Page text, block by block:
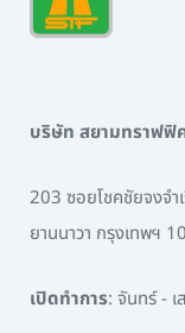
บริษัท สยามทราฟฟิ
203 ซอยโชคชัยจงจำ
ยานนาวา กรุงเทพฯ
เปิดทำการ: จันทร์ -